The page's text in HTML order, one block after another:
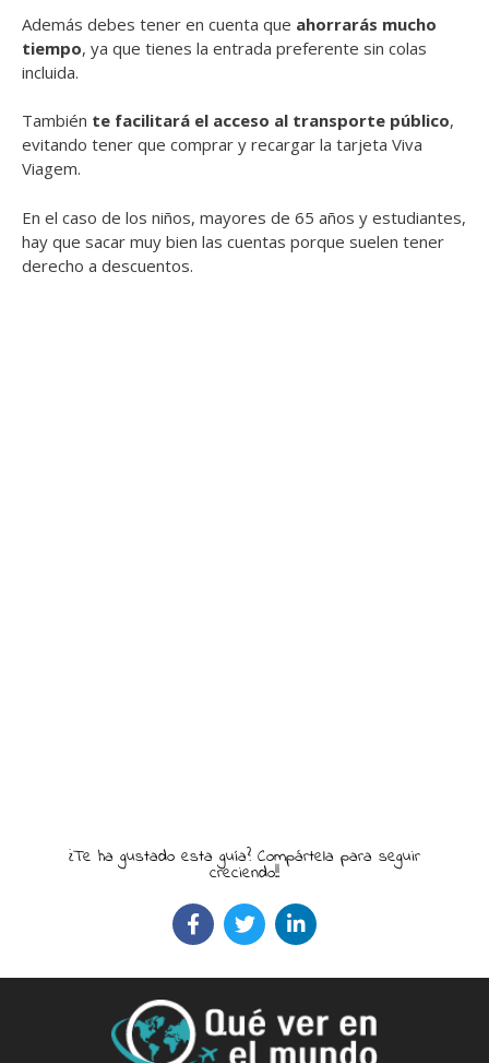
Además debes tener en cuenta que ahorrarás mucho
tiempo, ya que tienes la entrada preferente sin colas
incluida.
También te facilitará el acceso al transporte público,
evitando tener que comprar y recargar la tarjeta Viva
Viagem.
En el caso de los niños, mayores de 65 años y estudiantes,
hay que sacar muy bien las cuentas porque suelen tener
derecho a descuentos.
¿Te ha gustado esta guía? Compártela para seguir
creciendo!!